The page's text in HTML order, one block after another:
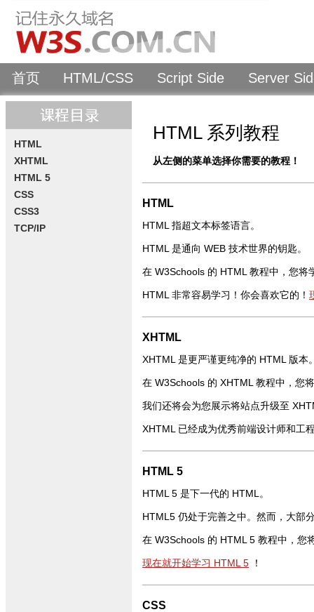
首页 HTML/CSS Script Side Server
HTML
XHTML
HTML 5
CSS
CSS3
TCP/IP
HTML 系列教程
从左侧的菜单选择你需要的教程！
HTML
HTML 指超文本标签语言。
HTML 是通向 WEB 技术世界的钥匙。
在 W3Schools 的 HTML 教程中，您将
HTML 非常容易学习！你会喜欢它的！
XHTML
XHTML 是更严谨更纯净的 HTML 版本
在 W3Schools 的 XHTML 教程中，您
我们还将会为您展示将站点升级至
XHTML 已经成为优秀前端设计师和工
HTML 5
HTML 5 是下一代的 HTML。
HTML5 仍处于完善之中。然而，大部
在 W3Schools 的 HTML 5 教程中，您
现在就开始学习 HTML 5 ！
CSS